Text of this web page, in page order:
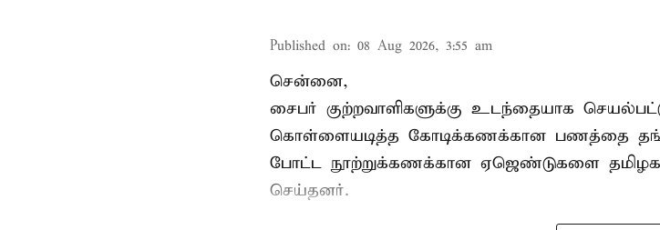
Published on: 08 Aug 2026, 3:55 am
சென்னை,
சைபர் குற்றவாளிகளுக்கு உடந்தையாக
கொள்ளையடித்த கோடிக்கணக்கான பணத்தை
போட்ட நூற்றுக்கணக்கான ஏஜெண்டுகளை
செய்தனர்.